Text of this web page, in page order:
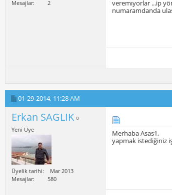
Mesajlar
2
veremıyorlar ...ip
numaramdanda
01-29-2014, 11:28 AM
Erkan SAGLIK
Yeni Üye
Üyelik tarihi
Mar 2013
Mesajlar
580
Merhaba Asas1,
yapmak istediğiniz